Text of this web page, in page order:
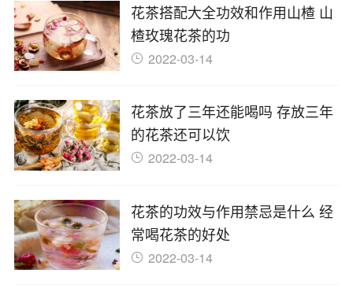
花茶搭配大全功效和作用山楂 山
楂玫瑰花茶的功
2022-03-14
花茶放了三年还能喝吗 存放三年
的花茶还可以饮
2022-03-14
花茶的功效与作用禁忌是什么 经
常喝花茶的好处
2022-03-14